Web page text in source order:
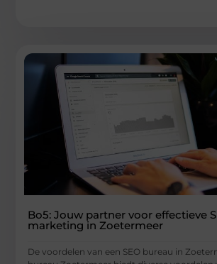
Bo5: Jouw partner voor effectieve
marketing in Zoetermeer
De voordelen van een SEO bureau in